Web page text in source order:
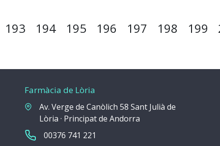
193 194 195 196 197 198 199
Farmàcia de Lòria
Av. Verge de Canòlich 58 Sant Julià de
Lòria · Principat de Andorra
00376 741 221